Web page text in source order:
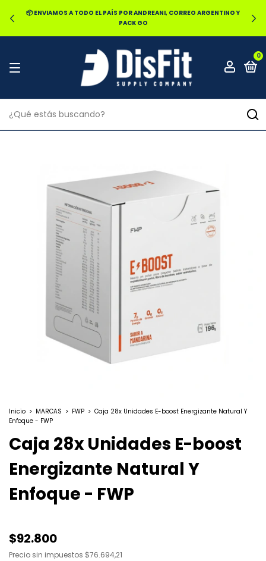
📦 ENVIAMOS A TODO EL PAÍS POR ANDREANI, CORREO ARGENTINO Y
PACK GO
0
Inicio > MARCAS > FWP > Caja 28x Unidades E-boost Energizante Natural Y
Enfoque - FWP
Caja 28x Unidades E-boost
Energizante Natural Y
Enfoque - FWP
$92.800
Precio sin impuestos $76.694,21